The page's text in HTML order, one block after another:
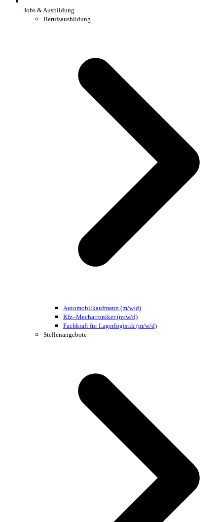
Jobs & Ausbildung
Berufsausbildung
Automobilkaufmann (m/w/d)
Kfz–Mechatroniker (m/w/d)
Fachkraft für Lagerlogistik (m/w/d)
Stellenangebote